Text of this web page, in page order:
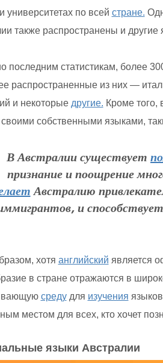
университетах по всей стране.
также распространены и другие
последним статистикам, более
распространенные из них —
и некоторые другие. Кроме того,
своими собственными языками,
В Австралии существует
признание и поощрение
Австралию
и способствует
хотя английский является
в стране отражаются в
средудля изучения
местом для всех, кто хочет
языки Австралии